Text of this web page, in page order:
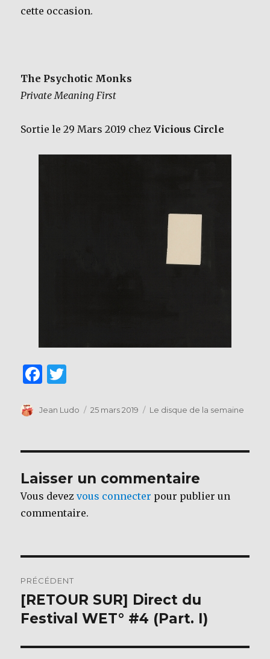
cette occasion.
The Psychotic Monks
Private Meaning First
Sortie le 29 Mars 2019 chezVicious Circle
F
c
b
o
o
k
it
r
Auteur
Jean Ludo
Publié
25 mars 2019 Catégories
Le disque de la semaine
Laisser un commentaire
Vous devezvous connecter pour publier un
commentaire.
de
l’article
PRÉCÉDENT
Publication
précédente :
[RETOUR SUR] Direct du
Festival WET° #4 (Part. I)